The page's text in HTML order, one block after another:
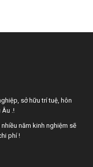
sở hữu trí tuệ, hôn
Âu .!
năm kinh nghiệm sẽ
phí !